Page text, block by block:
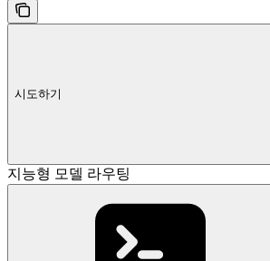
시도하기
지능형 모델 라우팅